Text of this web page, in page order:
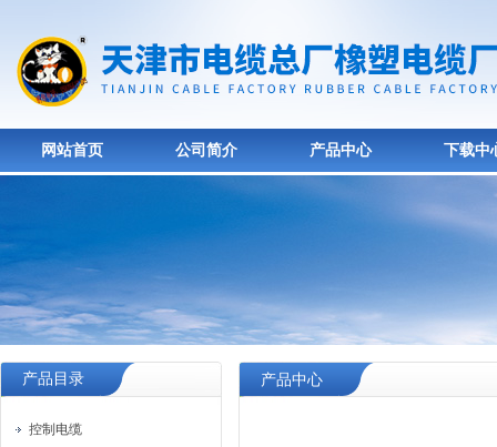
网站首页 公司简介 产品中心 下载中
产品目录
控制电缆
产品中心